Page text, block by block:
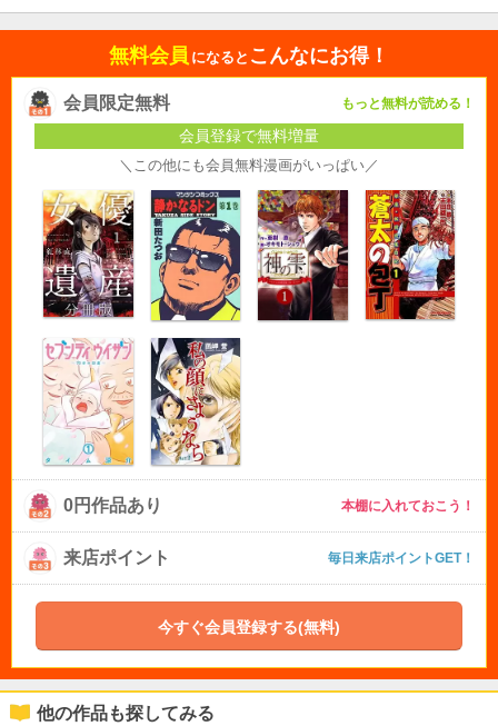
無料会員 になると こんなにお得！
会員限定無料 もっと無料が読める！
会員登録で無料増量
＼この他にも会員無料漫画がいっぱい／
0円作品あり 本棚に入れておこう！
来店ポイント 毎日来店ポイントGET！
今すぐ会員登録する(無料)
他の作品も探してみる